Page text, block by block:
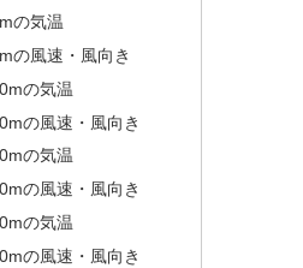
の気温
の風速・風向き
の気温
の風速・風向き
の気温
の風速・風向き
の気温
の風速・風向き